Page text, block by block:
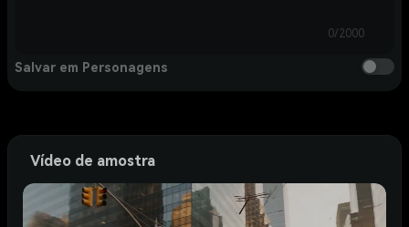
0/2000
Salvar em Personagens
Vídeo de amostra